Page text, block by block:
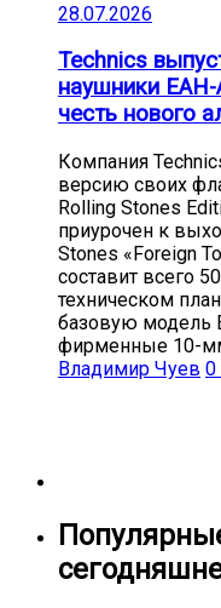
28.07.2026
Technics
наушники
честь нового
Компания
версию своих
Rolling Stones
приурочен к
Stones «Foreign
составит всего
техническом
базовую модель
фирменные 10-
Владимир Чуев 0